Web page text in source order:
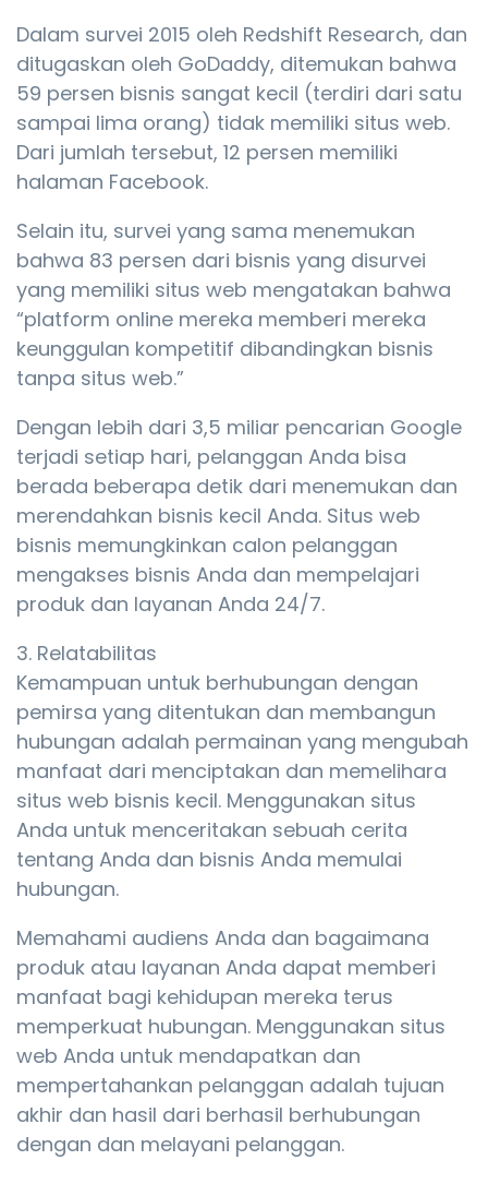
Dalam survei 2015 oleh Redshift Research, dan
ditugaskan oleh GoDaddy, ditemukan bahwa
59 persen bisnis sangat kecil (terdiri dari satu
sampai lima orang) tidak memiliki situs web.
Dari jumlah tersebut, 12 persen memiliki
halaman Facebook.
Selain itu, survei yang sama menemukan
bahwa 83 persen dari bisnis yang disurvei
yang memiliki situs web mengatakan bahwa
“platform online mereka memberi mereka
keunggulan kompetitif dibandingkan bisnis
tanpa situs web.”
Dengan lebih dari 3,5 miliar pencarian Google
terjadi setiap hari, pelanggan Anda bisa
berada beberapa detik dari menemukan dan
merendahkan bisnis kecil Anda. Situs web
bisnis memungkinkan calon pelanggan
mengakses bisnis Anda dan mempelajari
produk dan layanan Anda 24/7.
3. Relatabilitas
Kemampuan untuk berhubungan dengan
pemirsa yang ditentukan dan membangun
hubungan adalah permainan yang mengubah
manfaat dari menciptakan dan memelihara
situs web bisnis kecil. Menggunakan situs
Anda untuk menceritakan sebuah cerita
tentang Anda dan bisnis Anda memulai
hubungan.
Memahami audiens Anda dan bagaimana
produk atau layanan Anda dapat memberi
manfaat bagi kehidupan mereka terus
memperkuat hubungan. Menggunakan situs
web Anda untuk mendapatkan dan
mempertahankan pelanggan adalah tujuan
akhir dan hasil dari berhasil berhubungan
dengan dan melayani pelanggan.